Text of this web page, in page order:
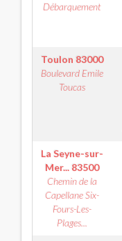
Débarquement
Toulon 83000
Boulevard Emile
Toucas
La Seyne-sur-
Mer... 83500
Chemin de la
Capellane Six-
Fours-Les-
Plages...